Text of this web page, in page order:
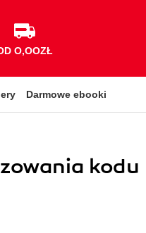
O,OOZŁ
Darmowe ebooki
kodu